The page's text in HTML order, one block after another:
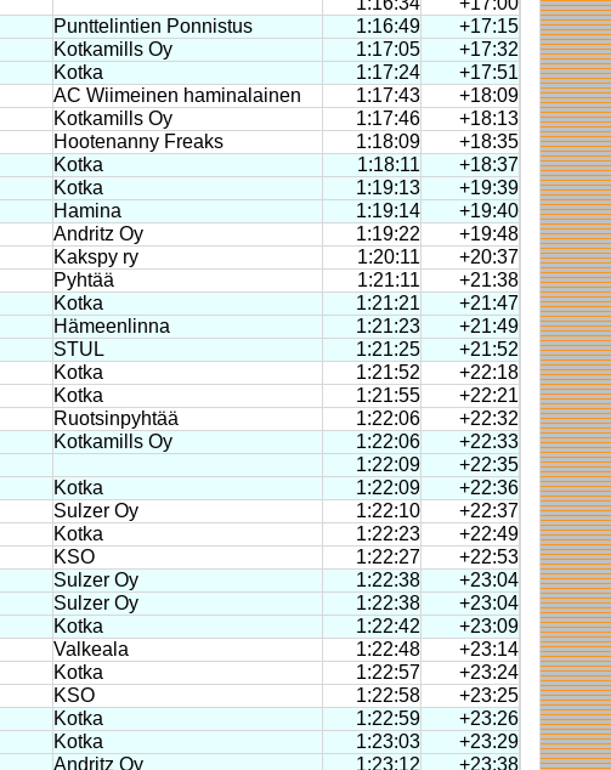
Punttelintien Ponnistus 1:16:49
+17:15
Kotkamills Oy 1:17:05
+17:32
Kotka 1:17:24
+17:51
AC Wiimeinen haminalainen 1:17:43
+18:09
Kotkamills Oy 1:17:46
+18:13
Hootenanny Freaks 1:18:09
+18:35
Kotka 1:18:11
+18:37
Kotka 1:19:13
+19:39
Hamina 1:19:14
+19:40
Andritz Oy 1:19:22
+19:48
Kakspy ry 1:20:11
+20:37
Pyhtää 1:21:11
+21:38
Kotka 1:21:21
+21:47
Hämeenlinna 1:21:23
+21:49
STUL 1:21:25
+21:52
Kotka 1:21:52
+22:18
Kotka 1:21:55
+22:21
Ruotsinpyhtää 1:22:06
+22:32
Kotkamills Oy 1:22:06
+22:33
1:22:09
+22:35
Kotka 1:22:09
+22:36
Sulzer Oy 1:22:10
+22:37
Kotka 1:22:23
+22:49
KSO 1:22:27
+22:53
Sulzer Oy 1:22:38
+23:04
Sulzer Oy 1:22:38
+23:04
Kotka 1:22:42
+23:09
Valkeala 1:22:48
+23:14
Kotka 1:22:57
+23:24
KSO 1:22:58
+23:25
Kotka 1:22:59
+23:26
Kotka 1:23:03
+23:29
Andritz Oy 1:23:12
+23:38